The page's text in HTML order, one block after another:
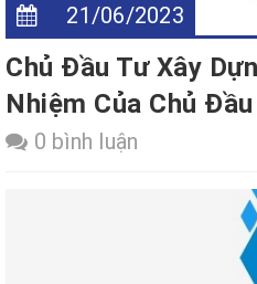
21/06/2023
Chủ Đầu Tư Xây
Nhiệm Của Chủ
0 bình luận